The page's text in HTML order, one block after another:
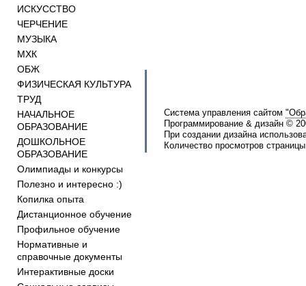
ИСКУССТВО
ЧЕРЧЕНИЕ
МУЗЫКА
МХК
ОБЖ
ФИЗИЧЕСКАЯ КУЛЬТУРА
ТРУД
НАЧАЛЬНОЕ
ОБРАЗОВАНИЕ
ДОШКОЛЬНОЕ
ОБРАЗОВАНИЕ
Олимпиады и конкурсы
Полезно и интересно :)
Копилка опыта
Дистанционное обучение
Профильное обучение
Нормативные и
справочные документы
Интерактивные доски
Система управления сайтом
Программирование & дизайн ©
При создании дизайна
Количество просмотров